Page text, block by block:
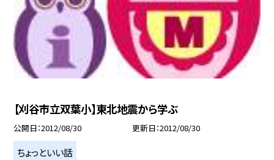
【刈谷市立双葉小】東北地震から学ぶ
公開日 2012/08/30 更新日 2012/08/30
ちょっといい話